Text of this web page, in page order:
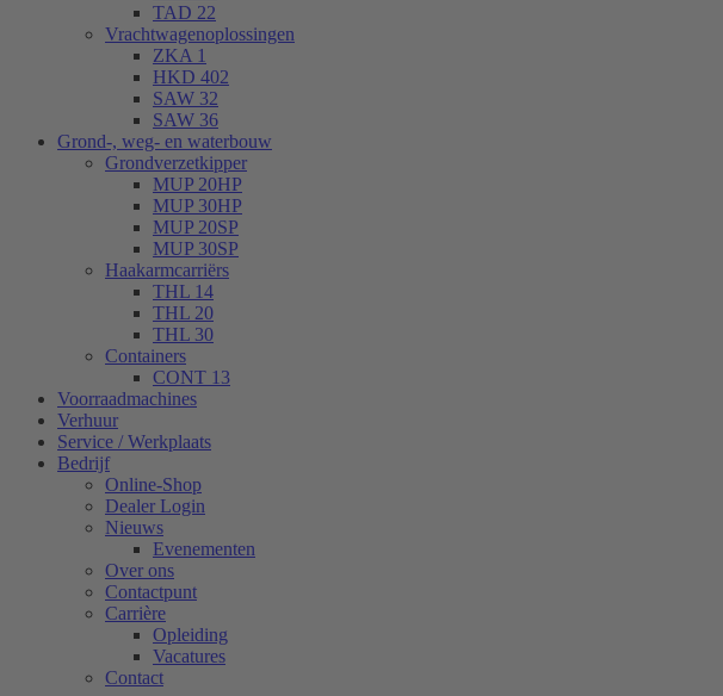
TAD 22
Vrachtwagenoplossingen
ZKA 1
HKD 402
SAW 32
SAW 36
Grond-, weg- en waterbouw
Grondverzetkipper
MUP 20HP
MUP 30HP
MUP 20SP
MUP 30SP
Haakarmcarriërs
THL 14
THL 20
THL 30
Containers
CONT 13
Voorraadmachines
Verhuur
Service / Werkplaats
Bedrijf
Online-Shop
Dealer Login
Nieuws
Evenementen
Over ons
Contactpunt
Carrière
Opleiding
Vacatures
Contact